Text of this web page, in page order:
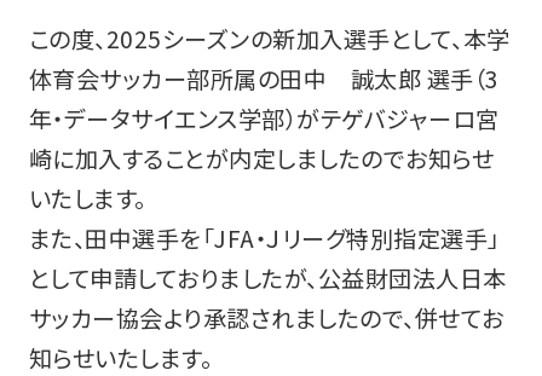
この度、2025シーズンの新加⼊選⼿として、本学
体育会サッカー部所属の田中 誠太郎 選手（3
年・データサイエンス学部）がテゲバジャーロ宮
崎に加⼊することが内定しましたのでお知らせ
いたします。
また、田中選手を「JFA・Ｊリーグ特別指定選手」
として申請しておりましたが、公益財団法人日本
サッカー協会より承認されましたので、併せてお
知らせいたします。